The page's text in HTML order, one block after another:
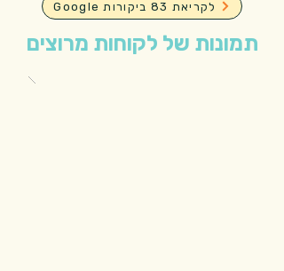
Google לקריאת 83 ביקורות
תמונות של לקוחות מרוצים